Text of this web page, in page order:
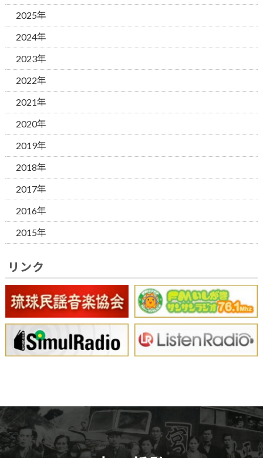
2025年
2024年
2023年
2022年
2021年
2020年
2019年
2018年
2017年
2016年
2015年
リンク